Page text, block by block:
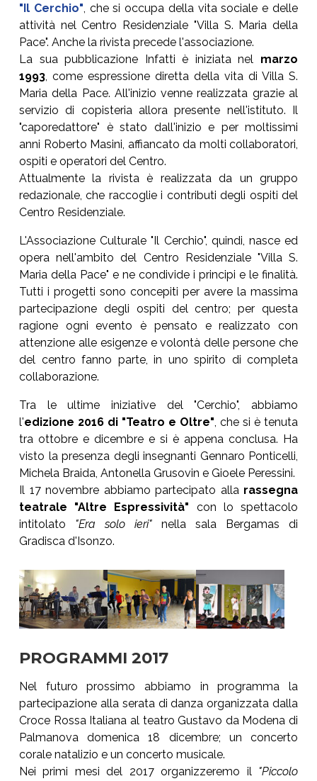
"Il Cerchio" , che si occupa della vita sociale e delle
attività nel Centro Residenziale "Villa S. Maria della
Pace". Anche la rivista precede l'associazione.
La sua pubblicazione Infatti è iniziata nel marzo
1993 , come espressione diretta della vita di Villa S.
Maria della Pace. All'inizio venne realizzata grazie al
servizio di copisteria allora presente nell'istituto. Il
"caporedattore" è stato dall'inizio e per moltissimi
anni Roberto Masini, affiancato da molti collaboratori,
ospiti e operatori del Centro.
Attualmente la rivista è realizzata da un gruppo
redazionale, che raccoglie i contributi degli ospiti del
Centro Residenziale.
L'Associazione Culturale "Il Cerchio", quindi, nasce ed
opera nell'ambito del Centro Residenziale "Villa S.
Maria della Pace" e ne condivide i principi e le finalità.
Tutti i progetti sono concepiti per avere la massima
partecipazione degli ospiti del centro; per questa
ragione ogni evento è pensato e realizzato con
attenzione alle esigenze e volontà delle persone che
del centro fanno parte, in uno spirito di completa
collaborazione.
Tra le ultime iniziative del "Cerchio", abbiamo
l'edizione 2016 di "Teatro e Oltre" , che si è tenuta
tra ottobre e dicembre e si è appena conclusa. Ha
visto la presenza degli insegnanti Gennaro Ponticelli,
Michela Braida, Antonella Grusovin e Gioele Peressini.
Il 17 novembre abbiamo partecipato alla rassegna
teatrale "Altre Espressività" con lo spettacolo
intitolato "Era solo ieri" nella sala Bergamas di
Gradisca d'Isonzo.
Show larger versionShow larger versionShow larger version
PROGRAMMI 2017
Nel futuro prossimo abbiamo in programma la
partecipazione alla serata di danza organizzata dalla
Croce Rossa Italiana al teatro Gustavo da Modena di
Palmanova domenica 18 dicembre; un concerto
corale natalizio e un concerto musicale.
Nei primi mesi del 2017 organizzeremo il "Piccolo